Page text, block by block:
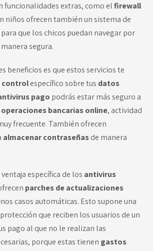
funcionalidades extras, como elfirewall
niños ofrecen también un sistema de
que los chicos puedan navegar por
segura.
beneficios es que estos servicios te
controlespecífico sobre tus datos
pago podrás estar más seguro a
operaciones bancarias online, actividad
frecuente. También ofrecen
almacenar contraseñasde manera
específica de los antivirus
parches de actualizaciones
casos automáticas. Esto supone una
que reciben los usuarios de un
pago al que no le realizan las
porque estas tienen gastos